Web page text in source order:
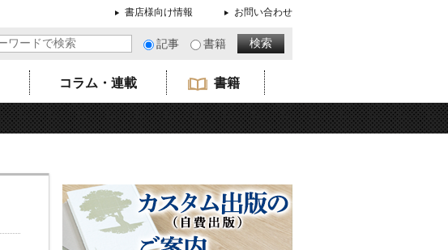
書店様向け情報 お問い合わせ
記事 書籍
コラム・連載 書籍